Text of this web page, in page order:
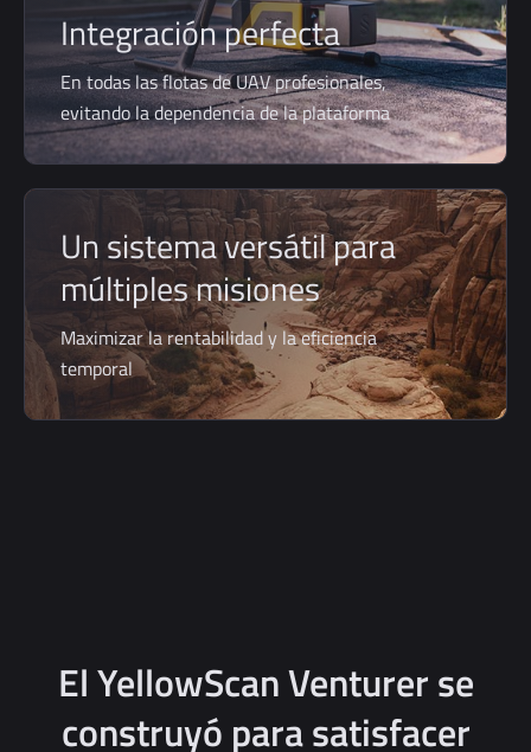
Integración perfecta
En todas las flotas de UAV profesionales,
evitando la dependencia de la plataforma
Un sistema versátil para
múltiples misiones
Maximizar la rentabilidad y la eficiencia
temporal
El YellowScan Venturer se
construyó para satisfacer